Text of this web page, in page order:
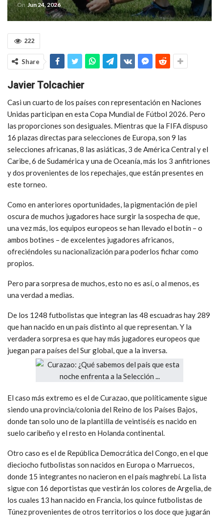
On Jun 24, 2026
222
Share
Javier Tolcachier
Casi un cuarto de los países con representación en Naciones
Unidas participan en esta Copa Mundial de Fútbol 2026. Pero
las proporciones son desiguales. Mientras que la FIFA dispuso
16 plazas directas para selecciones de Europa, son 9 las
selecciones africanas, 8 las asiáticas, 3 de América Central y el
Caribe, 6 de Sudamérica y una de Oceanía, más los 3 anfitriones
y dos provenientes de los repechajes, que están presentes en
este torneo.
Como en anteriores oportunidades, la pigmentación de piel
oscura de muchos jugadores hace surgir la sospecha de que,
una vez más, los equipos europeos se han llevado el botín – o
ambos botines – de excelentes jugadores africanos,
ofreciéndoles su nacionalización para poderlos fichar como
propios.
Pero para sorpresa de muchos, esto no es así, o al menos, es
una verdad a medias.
De los 1248 futbolistas que integran las 48 escuadras hay 289
que han nacido en un país distinto al que representan. Y la
verdadera sorpresa es que hay más jugadores europeos que
juegan para países del Sur global, que a la inversa.
El caso más extremo es el de Curazao, que políticamente sigue
siendo una provincia/colonia del Reino de los Países Bajos,
donde tan solo uno de la plantilla de veintiséís es nacido en
suelo caribeño y el resto en Holanda continental.
Otro caso es el de República Democrática del Congo, en el que
dieciocho futbolistas son nacidos en Europa o Marruecos,
donde 15 integrantes no nacieron en el país maghrebí. La lista
sigue con 16 deportistas que vestirán los colores de Argelia, de
los cuales 13 han nacido en Francia, los quince futbolistas de
Túnez provenientes de otros territorios o los doce que jugarán